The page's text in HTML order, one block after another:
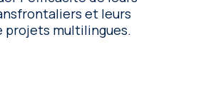
et leurs
projets multilingues.